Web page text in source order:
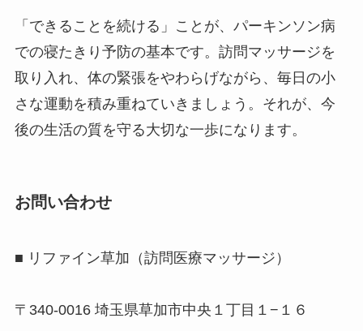
「できることを続ける」ことが、パーキンソン病
での寝たきり予防の基本です。訪問マッサージを
取り入れ、体の緊張をやわらげながら、毎日の小
さな運動を積み重ねていきましょう。それが、今
後の生活の質を守る大切な一歩になります。
お問い合わせ
■ リファイン草加（訪問医療マッサージ）
〒340-0016 埼玉県草加市中央１丁目１−１６